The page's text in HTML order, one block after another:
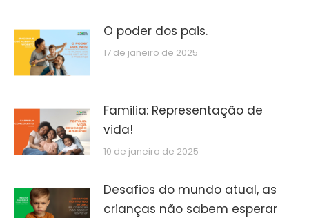
O poder dos pais.
17 de janeiro de 2025
Familia: Representação de
vida!
10 de janeiro de 2025
Desafios do mundo atual, as
crianças não sabem esperar